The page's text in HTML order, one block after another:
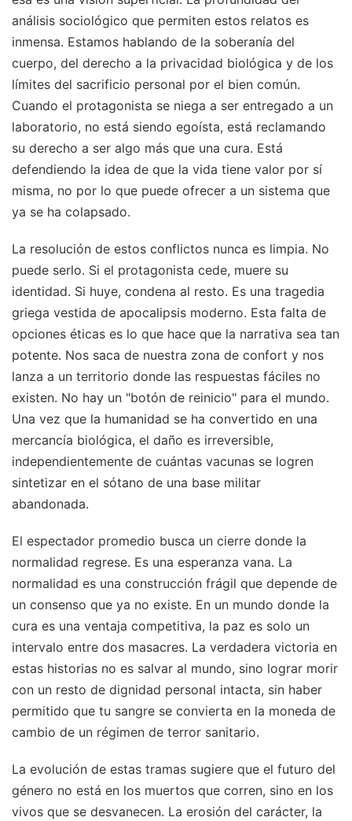
análisis sociológico que permiten estos relatos es
inmensa. Estamos hablando de la soberanía del
cuerpo, del derecho a la privacidad biológica y de los
límites del sacrificio personal por el bien común.
Cuando el protagonista se niega a ser entregado a un
laboratorio, no está siendo egoísta, está reclamando
su derecho a ser algo más que una cura. Está
defendiendo la idea de que la vida tiene valor por sí
misma, no por lo que puede ofrecer a un sistema que
ya se ha colapsado.
La resolución de estos conflictos nunca es limpia. No
puede serlo. Si el protagonista cede, muere su
identidad. Si huye, condena al resto. Es una tragedia
griega vestida de apocalipsis moderno. Esta falta de
opciones éticas es lo que hace que la narrativa sea tan
potente. Nos saca de nuestra zona de confort y nos
lanza a un territorio donde las respuestas fáciles no
existen. No hay un "botón de reinicio" para el mundo.
Una vez que la humanidad se ha convertido en una
mercancía biológica, el daño es irreversible,
independientemente de cuántas vacunas se logren
sintetizar en el sótano de una base militar
abandonada.
El espectador promedio busca un cierre donde la
normalidad regrese. Es una esperanza vana. La
normalidad es una construcción frágil que depende de
un consenso que ya no existe. En un mundo donde la
cura es una ventaja competitiva, la paz es solo un
intervalo entre dos masacres. La verdadera victoria en
estas historias no es salvar al mundo, sino lograr morir
con un resto de dignidad personal intacta, sin haber
permitido que tu sangre se convierta en la moneda de
cambio de un régimen de terror sanitario.
La evolución de estas tramas sugiere que el futuro del
género no está en los muertos que corren, sino en los
vivos que se desvanecen. La erosión del carácter, la